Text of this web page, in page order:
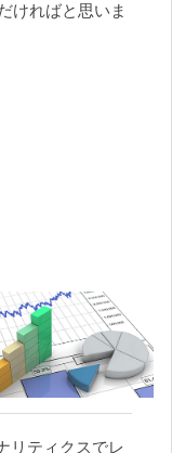
ければと思いま
リティクスでレ